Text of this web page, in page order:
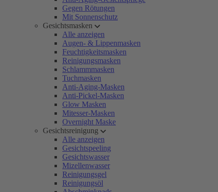
Gegen Rötungen
Mit Sonnenschutz
Gesichtsmasken
Alle anzeigen
Augen- & Lippenmasken
Feuchtigkeitsmasken
Reinigungsmasken
Schlammmasken
Tuchmasken
Anti-Aging-Masken
Anti-Pickel-Masken
Glow Masken
Mitesser-Masken
Overnight Maske
Gesichtsreinigung
Alle anzeigen
Gesichtspeeling
Gesichtswasser
Mizellenwasser
Reinigungsgel
Reinigungsöl